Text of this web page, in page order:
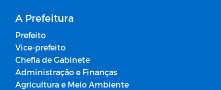
A Prefeitura
Prefeito
Vice-prefeito
Chefia de Gabinete
Administração e Finanças
Agricultura e Meio Ambiente